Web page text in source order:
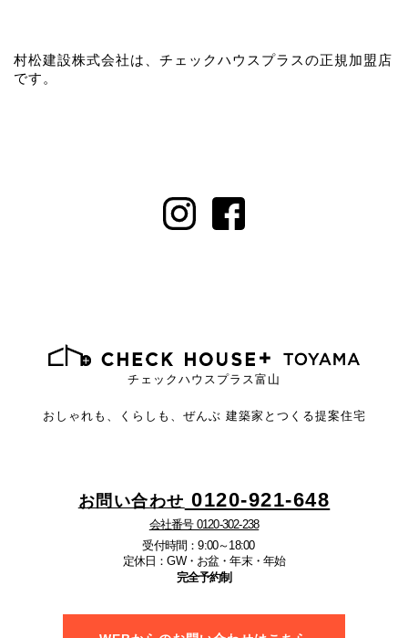
村松建設株式会社は、チェックハウスプラスの正規加盟店
です。
チェックハウスプラス富山
おしゃれも、くらしも、ぜんぶ 建築家とつくる提案住宅
お問い合わせ 0120-921-648
会社番号 0120-302-238
受付時間：9:00～18:00
定休日：GW・お盆・年末・年始
完全予約制